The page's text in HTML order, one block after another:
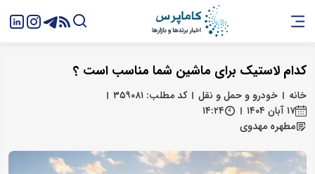
کدام لاستیک برای ماشین شما مناسب است ؟
خانه خودرو و حمل و نقل
کد مطلب: ۳۵۹۰۸۱
۱۷ آبان ۱۴۰۴
۱۴:۲۴
مطهره مهدوی